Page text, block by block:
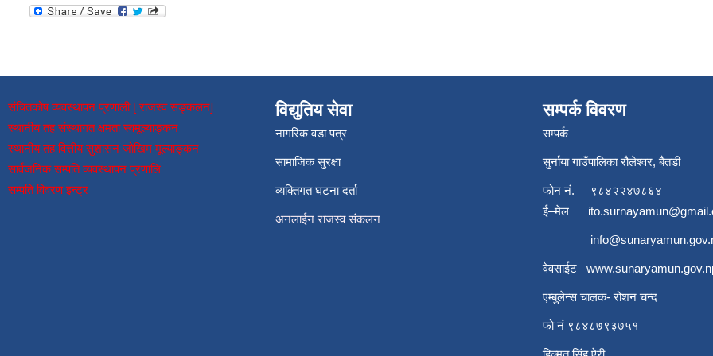
संचितकोष व्यवस्थापन प्रणाली [ राजस्व सङ्कलन]
स्थानीय तह संस्थागत क्षमता स्वमूल्याङ्कन
स्थानीय तह वित्तीय सुशासन जोखिम मूल्याङ्कन
सार्वजनिक सम्पति व्यवस्थापन प्रणालि
सम्पति विवरण इन्ट्र
विद्युतिय सेवा
नागरिक वडा पत्र
सामाजिक सुरक्षा
व्यक्तिगत घटना दर्ता
अनलाईन राजस्व संकलन
सम्पर्क विवरण
सम्पर्क
सुर्नाया गाउँपालिका रौलेश्वर, बैतडी
फोन नं.
९८४२२४७८६४
ई–मेल
वेवसाईट www.
एम्बुलेन्स चालक- रोशन चन्द
फो नं ९८४८७९३७५१